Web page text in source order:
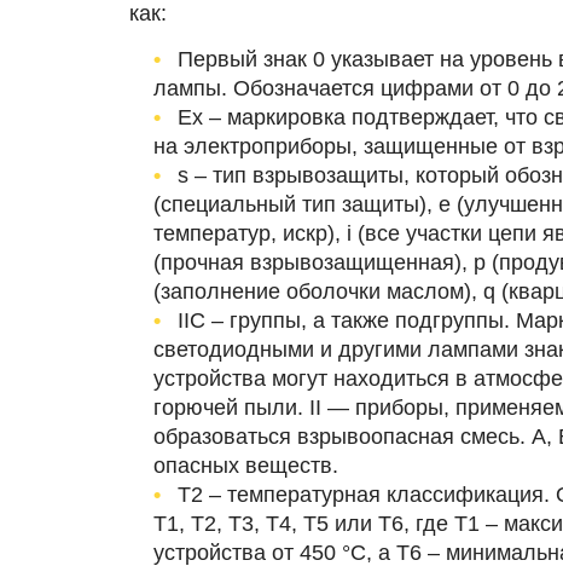
как:
Первый знак 0 указывает на
лампы. Обозначается цифрами от 0 до
Ex ‒ маркировка подтверждает, что
на электроприборы, защищенные от
s ‒ тип взрывозащиты, который
(специальный тип защиты), e
температур, искр), i (все участки цепи
(прочная взрывозащищенная), p
(заполнение оболочки маслом), q
IIC ‒ группы, а также подгруппы.
светодиодными и другими лампами
устройства могут находиться в
горючей пыли. II — приборы,
образоваться взрывоопасная смесь.
опасных веществ.
T2 ‒ температурная классификация.
Т1, Т2, Т3, Т4, Т5 или Т6, где Т1 ‒
устройства от 450 °С, а Т6 ‒